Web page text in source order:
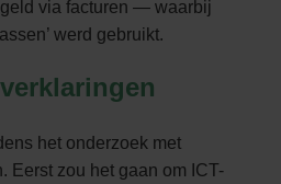
via facturen — waarbij
werd gebruikt.
het onderzoek met
Eerst zou het gaan om ICT-